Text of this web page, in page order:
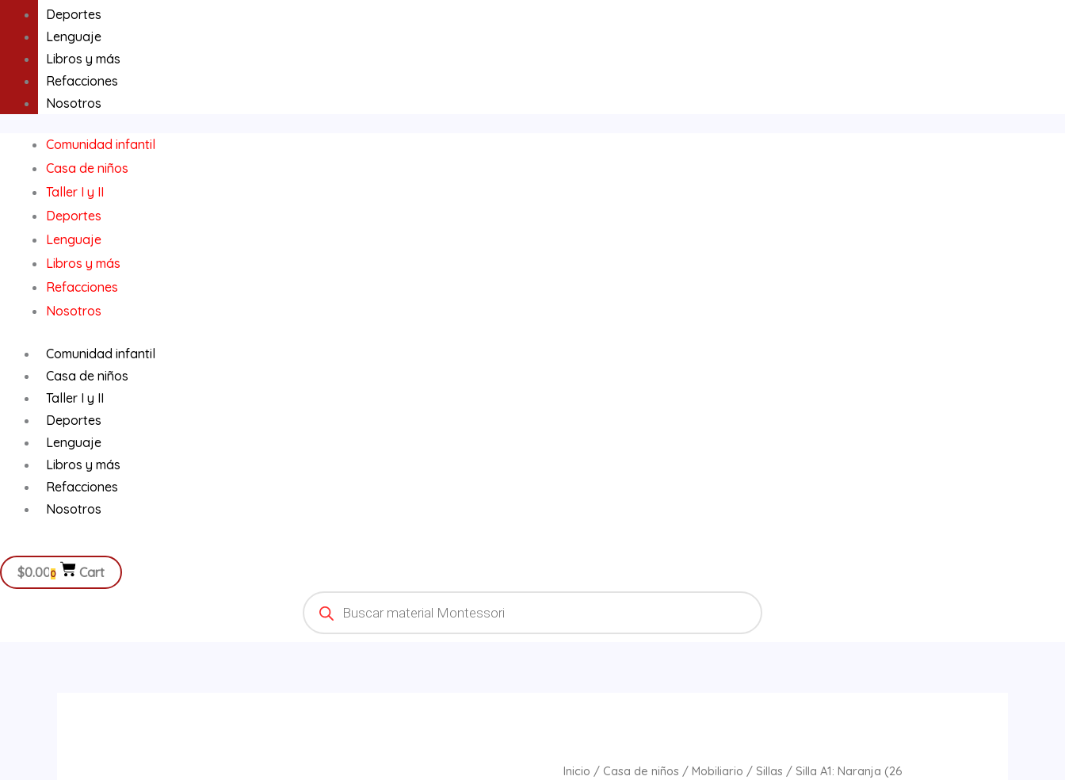
Deportes
Lenguaje
Libros y más
Refacciones
Nosotros
Comunidad infantil
Casa de niños
Taller I y II
Deportes
Lenguaje
Libros y más
Refacciones
Nosotros
Comunidad infantil
Casa de niños
Taller I y II
Deportes
Lenguaje
Libros y más
Refacciones
Nosotros
$0.000
Cart
Products
search
Inicio / Casa de niños /Mobiliario / Sillas / Silla A1: Naranja (26
Silla